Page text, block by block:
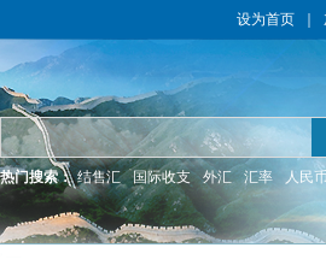
设为首页
热门搜索： 结售汇 国际收支 外汇 汇率 人民币